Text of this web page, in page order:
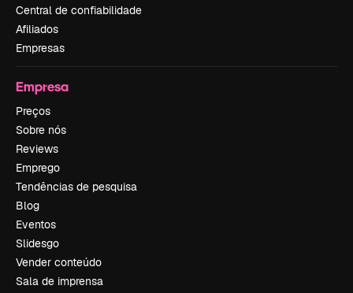
Central de confiabilidade
Afiliados
Empresas
Empresa
Preços
Sobre nós
Reviews
Emprego
Tendências de pesquisa
Blog
Eventos
Slidesgo
Vender conteúdo
Sala de imprensa